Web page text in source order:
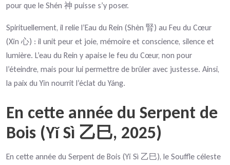
pour que le Shén 神 puisse s’y poser.
Spirituellement, il relie l’Eau du Rein (Shèn 腎) au Feu du Cœur
(Xīn 心) : il unit peur et joie, mémoire et conscience, silence et
lumière. L’eau du Rein y apaise le feu du Cœur, non pour
l’éteindre, mais pour lui permettre de brûler avec justesse. Ainsi,
la paix du Yīn nourrit l’éclat du Yáng.
En cette année du Serpent de
Bois (YǐSì 乙巳, 2025)
En cette année du Serpent de Bois (Yǐ Sì 乙巳), le Souffle céleste